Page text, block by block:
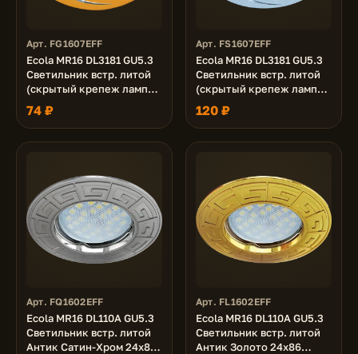
Арт. FG1607EFF
Ecola MR16 DL3181 GU5.3
Светильник встр. литой
(скрытый крепеж лампы)
матовое Золото/Алюм
Вихрь 23x78 (кd74)
74 ₽
Арт. FS1607EFF
Ecola MR16 DL3181 GU5.3
Светильник встр. литой
(скрытый крепеж лампы)
матовый Хром/Алюм
Вихрь 23x78 (кd74)
120 ₽
Арт. FQ1602EFF
Ecola MR16 DL110A GU5.3
Светильник встр. литой
Антик Сатин-Хром 24x86
Арт. FL1602EFF
Ecola MR16 DL110A GU5.3
Светильник встр. литой
Антик Золото 24x86